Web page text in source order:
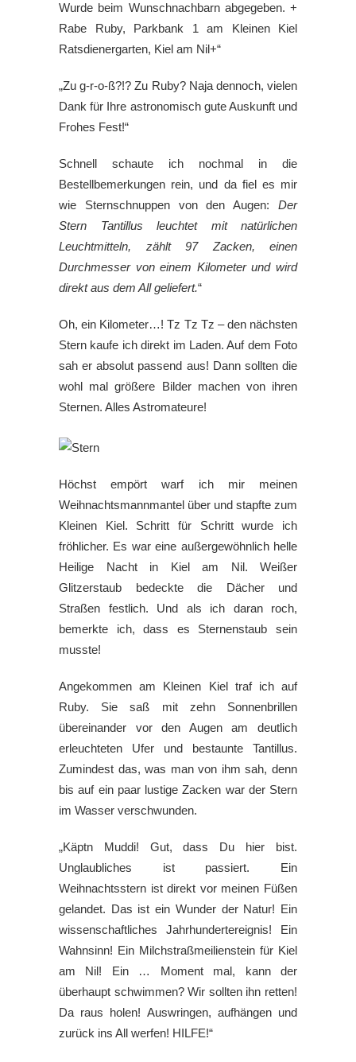
Wurde beim Wunschnachbarn abgegeben. +
Rabe Ruby, Parkbank 1 am Kleinen Kiel
Ratsdienergarten, Kiel am Nil+“
„Zu g-r-o-ß?!? Zu Ruby? Naja dennoch, vielen
Dank für Ihre astronomisch gute Auskunft und
Frohes Fest!“
Schnell schaute ich nochmal in die
Bestellbemerkungen rein, und da fiel es mir
wie Sternschnuppen von den Augen: Der
Stern Tantillus leuchtet mit natürlichen
Leuchtmitteln, zählt 97 Zacken, einen
Durchmesser von einem Kilometer und wird
direkt aus dem All geliefert.“
Oh, ein Kilometer…! Tz Tz Tz – den nächsten
Stern kaufe ich direkt im Laden. Auf dem Foto
sah er absolut passend aus! Dann sollten die
wohl mal größere Bilder machen von ihren
Sternen. Alles Astromateure!
Höchst empört warf ich mir meinen
Weihnachtsmannmantel über und stapfte zum
Kleinen Kiel. Schritt für Schritt wurde ich
fröhlicher. Es war eine außergewöhnlich helle
Heilige Nacht in Kiel am Nil. Weißer
Glitzerstaub bedeckte die Dächer und
Straßen festlich. Und als ich daran roch,
bemerkte ich, dass es Sternenstaub sein
musste!
Angekommen am Kleinen Kiel traf ich auf
Ruby. Sie saß mit zehn Sonnenbrillen
übereinander vor den Augen am deutlich
erleuchteten Ufer und bestaunte Tantillus.
Zumindest das, was man von ihm sah, denn
bis auf ein paar lustige Zacken war der Stern
im Wasser verschwunden.
„Käptn Muddi! Gut, dass Du hier bist.
Unglaubliches ist passiert. Ein
Weihnachtsstern ist direkt vor meinen Füßen
gelandet. Das ist ein Wunder der Natur! Ein
wissenschaftliches Jahrhundertereignis! Ein
Wahnsinn! Ein Milchstraßmeilienstein für Kiel
am Nil! Ein … Moment mal, kann der
überhaupt schwimmen? Wir sollten ihn retten!
Da raus holen! Auswringen, aufhängen und
zurück ins All werfen! HILFE!“